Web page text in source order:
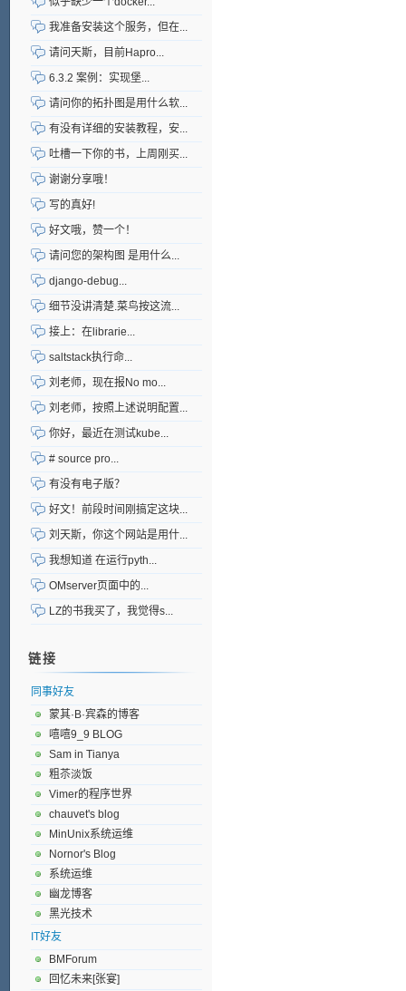
我准备安装这个服务，但在...
请问天斯，目前Hapro...
6.3.2 案例：实现堡...
请问你的拓扑图是用什么软...
有没有详细的安装教程，安...
吐槽一下你的书，上周刚买...
谢谢分享哦！
写的真好!
好文哦，赞一个！
请问您的架构图 是用什么...
django-debug...
细节没讲清楚.菜鸟按这流...
接上：在librarie...
saltstack执行命...
刘老师，现在报No mo...
刘老师，按照上述说明配置...
你好，最近在测试kube...
# source pro...
有没有电子版？
好文！前段时间刚搞定这块...
刘天斯，你这个网站是用什...
我想知道 在运行pyth...
OMserver页面中的...
LZ的书我买了，我觉得s...
链接
同事好友
蒙其·B·宾森的博客
嘻嘻9_9 BLOG
Sam in Tianya
粗苶淡饭
Vimer的程序世界
chauvet's blog
MinUnix系统运维
Nornor's Blog
系统运维
幽龙博客
黑光技术
IT好友
BMForum
回忆未来[张宴]